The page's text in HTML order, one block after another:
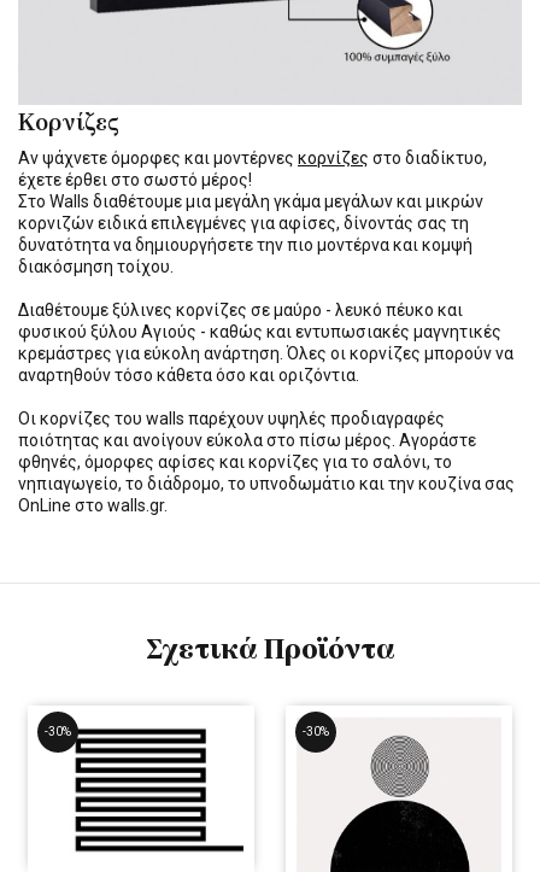
Κορνίζες
Αν ψάχνετε όμορφες και μοντέρνες κορνίζες στο διαδίκτυο,
έχετε έρθει στο σωστό μέρος!
Στο Walls διαθέτουμε μια μεγάλη γκάμα μεγάλων και μικρών
κορνιζών ειδικά επιλεγμένες για αφίσες, δίνοντάς σας τη
δυνατότητα να δημιουργήσετε την πιο μοντέρνα και κομψή
διακόσμηση τοίχου.
Διαθέτουμε ξύλινες κορνίζες σε μαύρο - λευκό πέυκο και
φυσικού ξύλου Αγιούς - καθώς και εντυπωσιακές μαγνητικές
κρεμάστρες για εύκολη ανάρτηση. Όλες οι κορνίζες μπορούν να
αναρτηθούν τόσο κάθετα όσο και οριζόντια.
Οι κορνίζες του walls παρέχουν υψηλές προδιαγραφές
ποιότητας και ανοίγουν εύκολα στο πίσω μέρος. Αγοράστε
φθηνές, όμορφες αφίσες και κορνίζες για το σαλόνι, το
νηπιαγωγείο, το διάδρομο, το υπνοδωμάτιο και την κουζίνα σας
OnLine στο walls.gr.
Σχετικά Προϊόντα
-30% -30%